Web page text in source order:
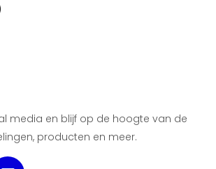
media en blijf op de hoogte van de
producten en meer.